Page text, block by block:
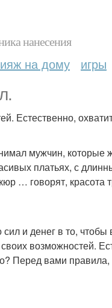
нанесения
на дому игры
Естественно,
мужчин, которые
платьях, с
… говорят, красота
и денег в то, чтобы
возможностей.
Перед вами